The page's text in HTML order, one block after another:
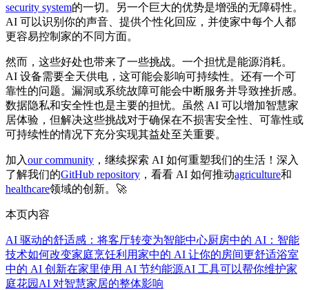
security system的一切。另一个巨大的优势是增强的无障碍性。
AI 可以识别你的声音、提供个性化回应，并使家中每个人都
更容易控制家的不同方面。
然而，这些好处也带来了一些挑战。一个担忧是能源消耗。
AI 设备需要全天供电，这可能会影响可持续性。还有一个可
靠性的问题。漏洞或系统故障可能会中断服务并导致挫折感。
数据隐私和安全性也是主要的担忧。虽然 AI 可以增加智慧家
居体验，但解决这些挑战对于确保在不损害安全性、可靠性或
可持续性的情况下充分实现其益处至关重要。
加入our community ，继续探索 AI 如何重塑我们的生活！深入
了解我们的GitHub repository ，看看 AI 如何推动agriculture和
healthcare领域的创新。🚀
本页内容
AI 驱动的舒适感：将客厅转变为智能中心厨房中的 AI：智能
技术如何改变家庭烹饪利用家中的 AI 让你的房间更舒适浴室
中的 AI 创新在家里使用 AI 节约能源AI 工具可以帮你维护家
庭花园 AI 对智慧家居的整体影响